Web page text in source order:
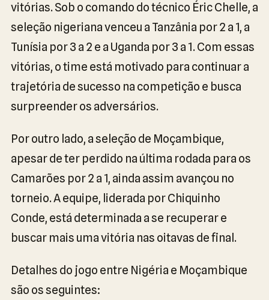
vitórias. Sob o comando do técnico Éric Chelle, a
seleção nigeriana venceu a Tanzânia por 2 a 1, a
Tunísia por 3 a 2 e a Uganda por 3 a 1. Com essas
vitórias, o time está motivado para continuar a
trajetória de sucesso na competição e busca
surpreender os adversários.
Por outro lado, a seleção de Moçambique,
apesar de ter perdido na última rodada para os
Camarões por 2 a 1, ainda assim avançou no
torneio. A equipe, liderada por Chiquinho
Conde, está determinada a se recuperar e
buscar mais uma vitória nas oitavas de final.
Detalhes do jogo entre Nigéria e Moçambique
são os seguintes: